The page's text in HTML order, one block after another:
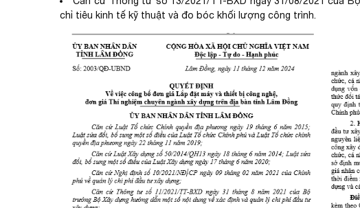
chỉ tiêu kinh tế kỹ thuật và đo bóc khối lượng công trình.